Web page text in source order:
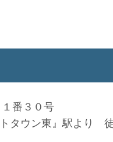
番３０号
タウン東』駅より